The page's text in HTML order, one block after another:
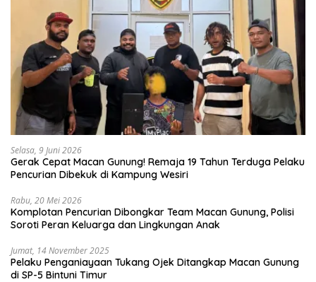
Selasa, 9 Juni 2026
Gerak Cepat Macan Gunung! Remaja 19 Tahun Terduga Pelaku
Pencurian Dibekuk di Kampung Wesiri
Rabu, 20 Mei 2026
Komplotan Pencurian Dibongkar Team Macan Gunung, Polisi
Soroti Peran Keluarga dan Lingkungan Anak
Jumat, 14 November 2025
Pelaku Penganiayaan Tukang Ojek Ditangkap Macan Gunung
di SP-5 Bintuni Timur